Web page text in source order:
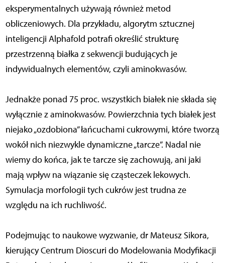
eksperymentalnych używają również metod
obliczeniowych. Dla przykładu, algorytm sztucznej
inteligencji Alphafold potrafi określić strukturę
przestrzenną białka z sekwencji budujących je
indywidualnych elementów, czyli aminokwasów.
Jednakże ponad 75 proc. wszystkich białek nie składa się
wyłącznie z aminokwasów. Powierzchnia tych białek jest
niejako „ozdobiona” łańcuchami cukrowymi, które tworzą
wokół nich niezwykle dynamiczne „tarcze”. Nadal nie
wiemy do końca, jak te tarcze się zachowują, ani jaki
mają wpływ na wiązanie się cząsteczek lekowych.
Symulacja morfologii tych cukrów jest trudna ze
względu na ich ruchliwość.
Podejmując to naukowe wyzwanie, dr Mateusz Sikora,
kierujący Centrum Dioscuri do Modelowania Modyfikacji